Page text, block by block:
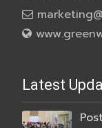
Latest